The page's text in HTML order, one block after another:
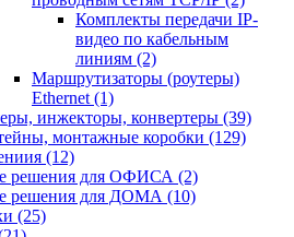
Комплекты передачи IP-
видео по кабельным
линиям (2)
Маршрутизаторы (роутеры)
Ethernet (1)
инжекторы, конвертеры (39)
монтажные коробки (129)
(12)
решения для ОФИСА (2)
решения для ДОМА (10)
(25)